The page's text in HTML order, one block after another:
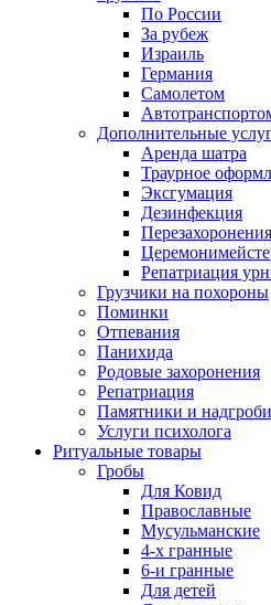
По России
За рубеж
Израиль
Германия
Самолетом
Дополнительные
Аренда шатра
Траурное
Эксгумация
Дезинфекция
Перезахоронения
Репатриация
Грузчики на похороны
Поминки
Отпевания
Панихида
Родовые захоронения
Репатриация
Памятники и
Услуги психолога
Ритуальные товары
Гробы
Для Ковид
Православные
Мусульманские
4-х гранные
6-и гранные
Для детей